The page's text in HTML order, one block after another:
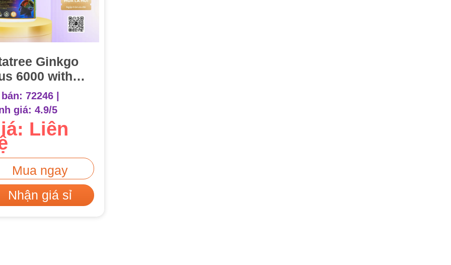
Ginkgo
6000 with
50mg Hộp 60
72246 |
giá: 4.9/5
Liên
Mua ngay
Nhận giá sỉ